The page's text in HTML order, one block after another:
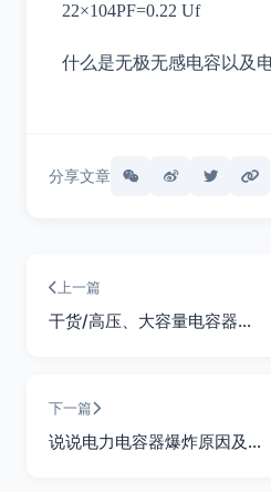
22×104PF=0.22 Uf
什么是无极无感电容以及
分享文章
上一篇
干货/高压、大容量电容器…
下一篇
说说电力电容器爆炸原因及…